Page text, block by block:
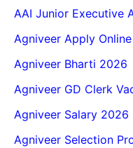
AAI Junior Executive
Agniveer Apply
Agniveer Bharti 2026
Agniveer GD Clerk
Agniveer Salary 2026
Agniveer Selection